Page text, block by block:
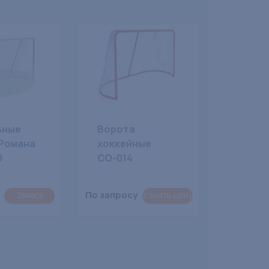
Заявка
Ворота
хоккейные
СО-014
По запросу Узнать цену